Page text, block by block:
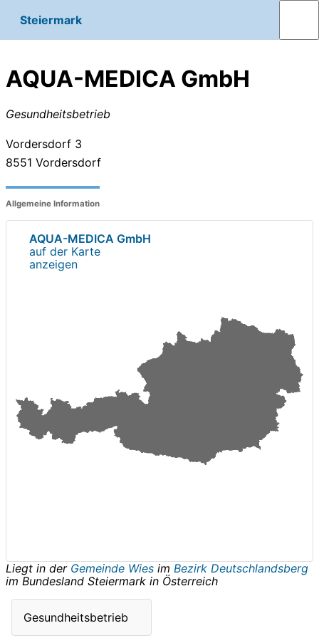
Steiermark
AQUA-MEDICA GmbH
Gesundheitsbetrieb
Vordersdorf 3
8551 Vordersdorf
Allgemeine Information
AQUA-MEDICA GmbH
auf der Karte
anzeigen
Liegt in der Gemeinde Wies im Bezirk Deutschlandsberg
im Bundesland Steiermark in Österreich
Gesundheitsbetrieb